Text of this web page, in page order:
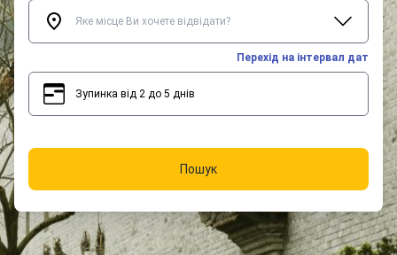
Перехід на інтервал дат
Зупинка від 2 до 5 днів
Пошук